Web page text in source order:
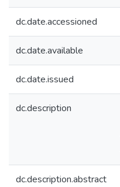
dc.date.accessioned
dc.date.available
dc.date.issued
dc.description
dc.description.abstract